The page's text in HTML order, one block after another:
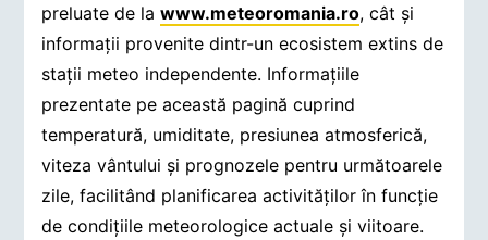
preluate de lawww.meteoromania.ro, cât și
informații provenite dintr-un ecosistem extins de
stații meteo independente. Informațiile
prezentate pe această pagină cuprind
temperatură, umiditate, presiunea atmosferică,
viteza vântului și prognozele pentru următoarele
zile, facilitând planificarea activităților în funcție
de condițiile meteorologice actuale și viitoare.